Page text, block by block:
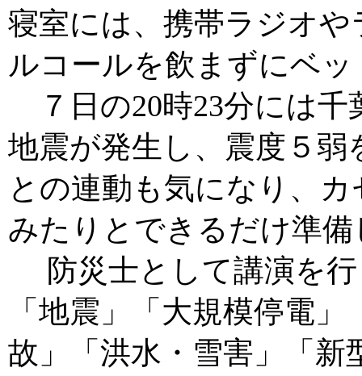
寝室には、携帯ラジオ
ルコールを飲まずにベ
７日の20時23分には千
地震が発生し、震度５弱
との連動も気になり、
みたりとできるだけ準備
防災士として講演を行
「地震」「大規模停電
故」「洪水・雪害」「新